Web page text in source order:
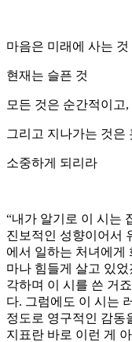
마음은 미래에 사는 것
현재는 슬픈 것
모든 것은 순간적이고,
그리고 지나가는 것은
소중하게 되리라
“내가 알기로 이 시는
진보적인 성향이어서
에서 일하는 처녀에게
마나 힘들게 살고 있
각하며 이 시를 쓴 거
다. 그럼에도 이 시는
정도로 영구적인 감동
지표란 바로 이런 게